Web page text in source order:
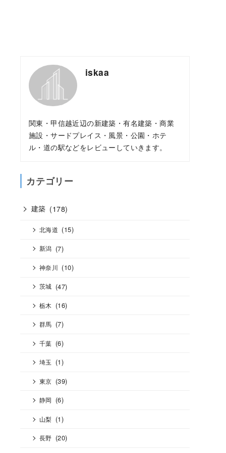
iskaa
関東・甲信越近辺の新建築・有名建築・商業
施設・サードプレイス・風景・公園・ホテ
ル・道の駅などをレビューしていきます。
カテゴリー
建築 (178)
北海道 (15)
新潟 (7)
神奈川 (10)
茨城 (47)
栃木 (16)
群馬 (7)
千葉 (6)
埼玉 (1)
東京 (39)
静岡 (6)
山梨 (1)
長野 (20)